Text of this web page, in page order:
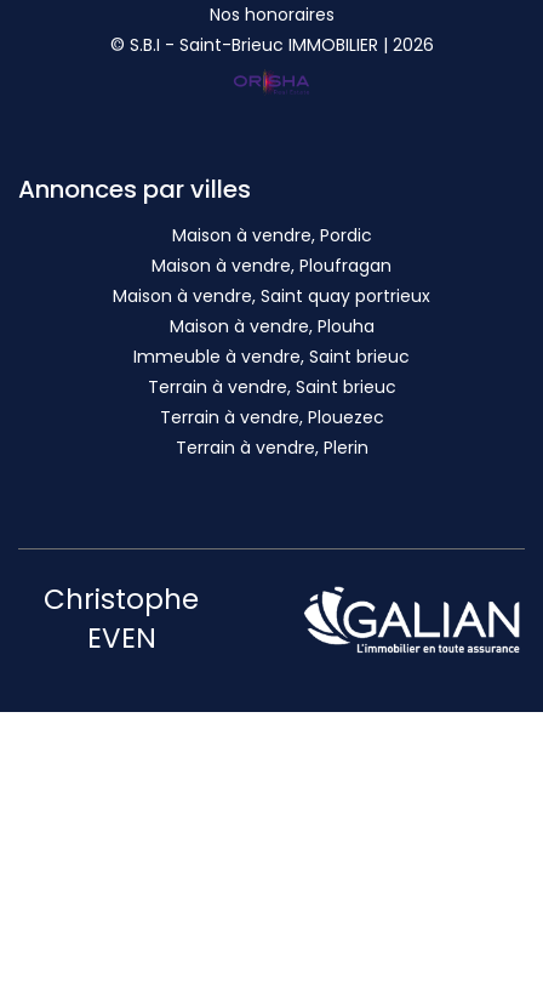
Nos honoraires
© S.B.I - Saint-Brieuc IMMOBILIER | 2026
Annonces par villes
Maison à vendre, Pordic
Maison à vendre, Ploufragan
Maison à vendre, Saint quay portrieux
Maison à vendre, Plouha
Immeuble à vendre, Saint brieuc
Terrain à vendre, Saint brieuc
Terrain à vendre, Plouezec
Terrain à vendre, Plerin
Christophe
EVEN